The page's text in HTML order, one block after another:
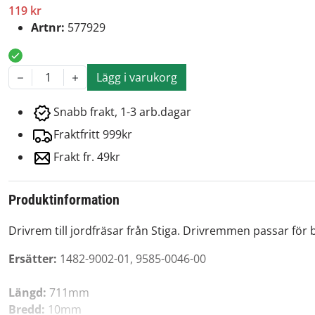
119 kr
Artnr: 577929
1 Lägg i varukorg
Snabb frakt, 1-3 arb.dagar
Fraktfritt 999kr
Frakt fr. 49kr
Produktinformation
Drivrem till jordfräsar från Stiga. Drivremmen passar för
Ersätter: 1482-9002-01, 9585-0046-00
Längd: 711mm
Bredd: 10mm